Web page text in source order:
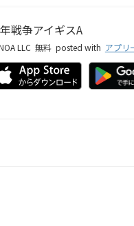
戦争アイギスA
LLC 無料 posted with アプリ